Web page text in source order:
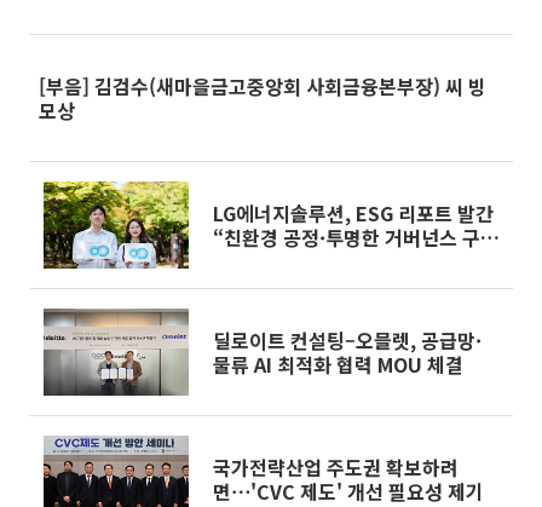
[부음] 김검수(새마을금고중앙회 사회금융본부장) 씨 빙
모상
LG에너지솔루션, ESG 리포트 발간
“친환경 공정·투명한 거버넌스 구
딜로이트 컨설팅–오믈렛, 공급망·
물류 AI 최적화 협력 MOU 체결
국가전략산업 주도권 확보하려
면⋯'CVC 제도' 개선 필요성 제기